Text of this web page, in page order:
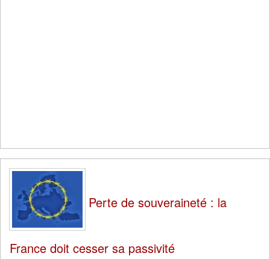
Perte de souveraineté : la
France doit cesser sa passivité